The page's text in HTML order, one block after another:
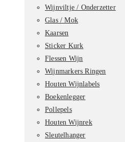
Wijnviltje / Onderzetter
Glas / Mok
Kaarsen
Sticker Kurk
Flessen Wijn
Wijnmarkers Ringen
Houten Wijnlabels
Boekenlegger
Pollepels
Houten Wijnrek
Sleutelhanger